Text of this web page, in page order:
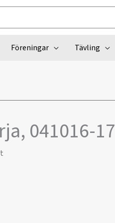
Föreningar Tävling
041016-17